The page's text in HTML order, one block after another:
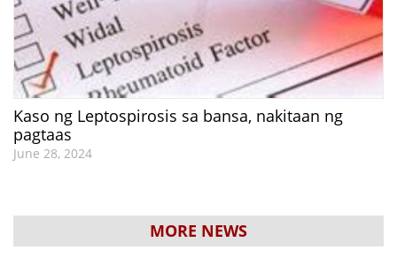
Kaso ng Leptospirosis sa bansa, nakitaan ng
pagtaas
June 28, 2024
MORE NEWS